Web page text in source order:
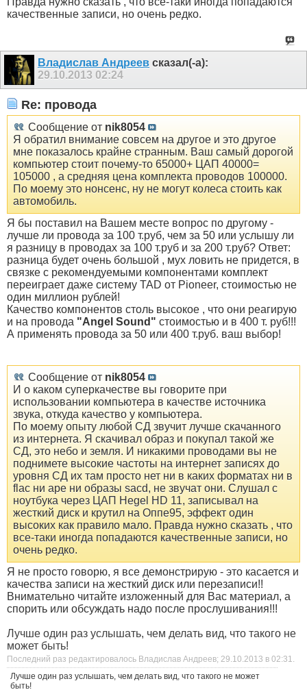
качественные записи, но очень редко.
Владислав Андреев сказал(-а):
29.10.2013 02:24
Re: провода
Сообщение от nik8054
Я обратил внимание совсем на другое и это другое
мне показалось крайне странным. Ваш самый дорогой
компьютер стоит почему-то 65000+ ЦАП 40000=
105000 , а средняя цена комплекта проводов 100000.
По моему это нонсенс, ну не могут колеса стоить как
автомобиль.
Я бы поставил на Вашем месте вопрос по другому -
лучше ли провода за 100 т.руб, чем за 50 или услышу ли
я разницу в проводах за 100 т.руб и за 200 т.руб? Ответ:
разница будет очень большой , мух ловить не придется, в
связке с рекомендуемыми компонентами комплект
переиграет даже систему TAD от Pioneer, стоимостью не
один миллион рублей!
Качество компонентов столь высокое , что они реагирую
и на провода "Angel Sound" стоимостью и в 400 т. руб!!!
А применять провода за 50 или 400 т.руб. ваш выбор!
Сообщение от nik8054
И о каком суперкачестве вы говорите при
использовании компьютера в качестве источника
звука, откуда качество у компьютера.
По моему опыту любой СД звучит лучше скачанного
из интернета. Я скачивал образ и покупал такой же
СД, это небо и земля. И никакими проводами вы не
поднимете высокие частоты на интернет записях до
уровня СД их там просто нет ни в каких форматах ни в
flac ни ape ни образы sacd, не звучат они. Слушал с
ноутбука через ЦАП Hegel HD 11, записывал на
жесткий диск и крутил на Оппе95, эффект один
высоких как правило мало. Правда нужно сказать , что
все-таки иногда попадаются качественные записи, но
очень редко.
Я не просто говорю, я все демонстрирую - это касается и
качества записи на жесткий диск или перезаписи!!
Внимательно читайте изложенный для Вас материал, а
спорить или обсуждать надо после прослушивания!!!
Лучше один раз услышать, чем делать вид, что такого не
может быть!
Последний раз редактировалось Владислав Андреев; 29.10.2013 в 02:31.
Лучше один раз услышать, чем делать вид, что такого не может
быть!